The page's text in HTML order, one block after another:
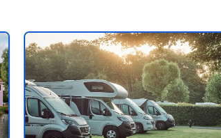
ai tuoi preferiti